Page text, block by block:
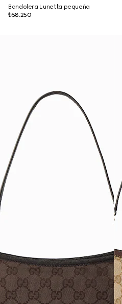
Bandolera Lunetta pequeña
₺58.250